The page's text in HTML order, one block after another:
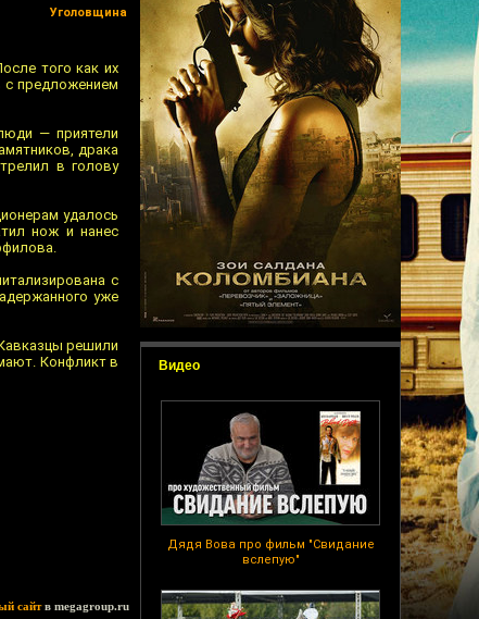
Видео
Дядя Вова про фильм "Свидание
вслепую"
Уголовщина
того как их
с предложением
— приятели
драка
в голову
удалось
нож и нанес
с
уже
решили
Конфликт в
сайтв megagroup.ru